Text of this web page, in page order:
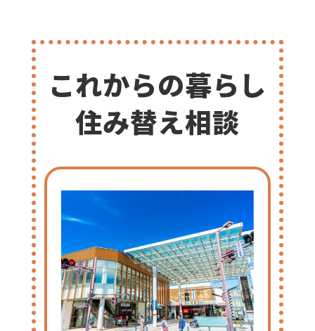
これからの暮らし
住み替え相談